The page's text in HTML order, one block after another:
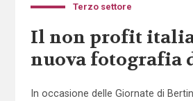
Terzo settore
Il non profit
nuova fotografia
In occasione delle Giornate di